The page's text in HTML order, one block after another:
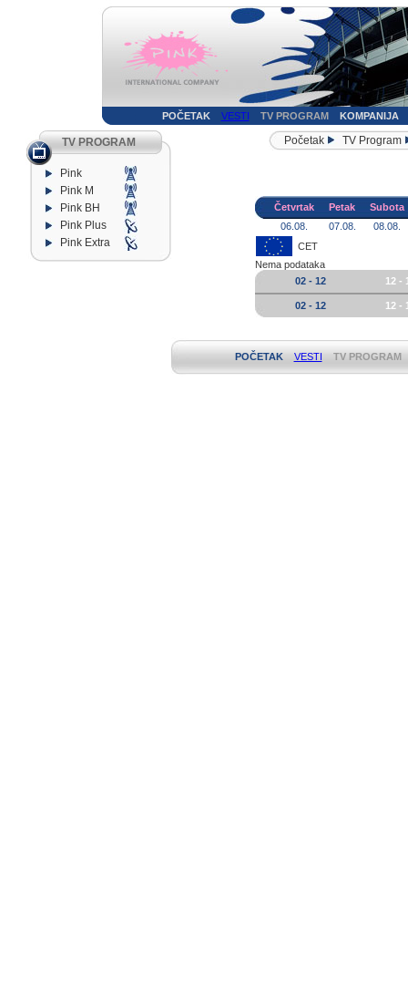
POČETAK VESTI TV PROGRAM KOMPANIJA
TV PROGRAM
Pink
Pink M
Pink BH
Pink Plus
Pink Extra
Početak TV Program
Četvrtak Petak
Subota
06.08.
07.08.
08.08.
CET
Nema podataka
02 - 12
12 -
02 - 12 12 -
POČETAK VESTI TV PROGRAM